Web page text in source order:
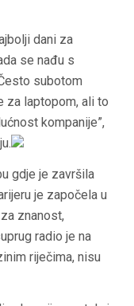
dani za
se nađu s
subotom
za laptopom, ali to
kompanije”,
gdje je završila
je započela u
znanost,
radio je na
riječima, nisu